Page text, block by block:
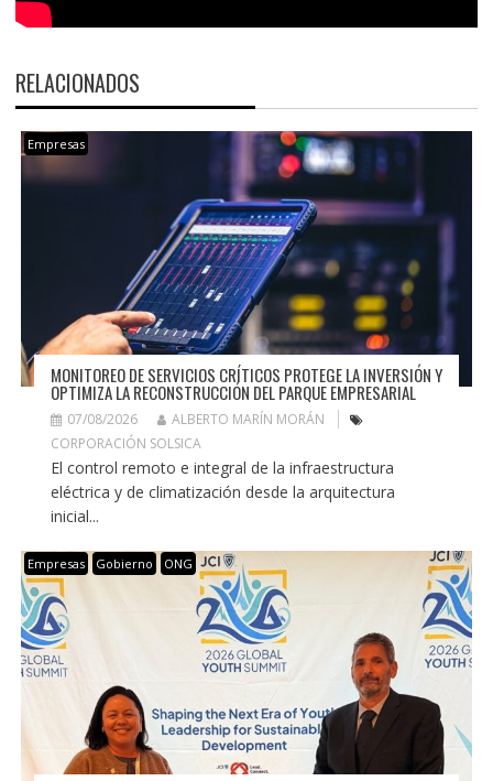
RELACIONADOS
Empresas
MONITOREO DE SERVICIOS CRÍTICOS PROTEGE LA INVERSIÓN Y
OPTIMIZA LA RECONSTRUCCIÓN DEL PARQUE EMPRESARIAL
07/08/2026
ALBERTO MARÍN MORÁN
CORPORACIÓN SOLSICA
El control remoto e integral de la infraestructura
eléctrica y de climatización desde la arquitectura
inicial...
Empresas Gobierno ONG